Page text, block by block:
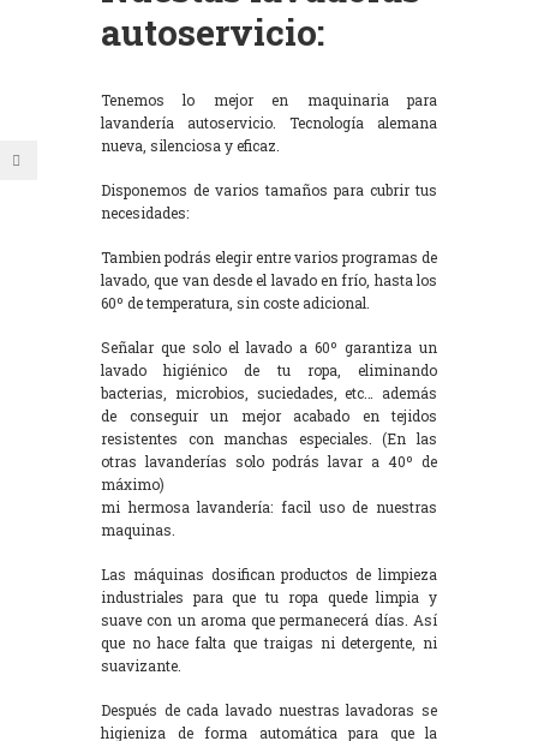
autoservicio:
Tenemos lo mejor en maquinaria para
lavandería autoservicio. Tecnología alemana
nueva, silenciosa y eficaz.
Disponemos de varios tamaños para cubrir tus
necesidades:
Tambien podrás elegir entre varios programas de
lavado, que van desde el lavado en frío, hasta los
60º de temperatura, sin coste adicional.
Señalar que solo el lavado a 60º garantiza un
lavado higiénico de tu ropa, eliminando
bacterias, microbios, suciedades, etc… además
de conseguir un mejor acabado en tejidos
resistentes con manchas especiales. (En las
otras lavanderías solo podrás lavar a 40º de
máximo)
mi hermosa lavandería: facil uso de nuestras
maquinas.
Las máquinas dosifican productos de limpieza
industriales para que tu ropa quede limpia y
suave con un aroma que permanecerá días. Así
que no hace falta que traigas ni detergente, ni
suavizante.
Después de cada lavado nuestras lavadoras se
higieniza de forma automática para que la